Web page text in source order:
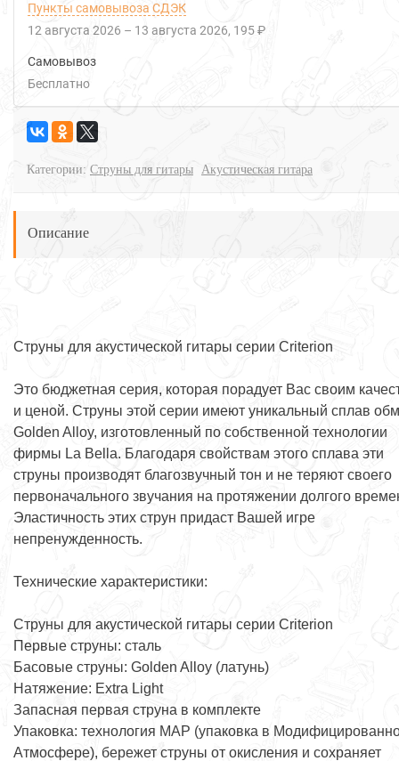
Пункты самовывоза СДЭК
12 августа 2026 – 13 августа 2026 195 ₽
Самовывоз
Бесплатно
Категории: Струны для гитары Акустическая гитара
Описание
Струны для акустической гитары серии Criterion
Это бюджетная серия, которая порадует Вас своим
и ценой. Струны этой серии имеют уникальный сплав
Golden Alloy, изготовленный по собственной технологии
фирмы La Bella. Благодаря свойствам этого сплава эти
струны производят благозвучный тон и не теряют своего
первоначального звучания на протяжении долгого
Эластичность этих струн придаст Вашей игре
непренужденность.
Технические характеристики:
Струны для акустической гитары серии Criterion
Первые струны: сталь
Басовые струны: Golden Alloy (латунь)
Натяжение: Extra Light
Запасная первая струна в комплекте
Упаковка: технология MAP (упаковка в
Атмосфере), бережет струны от окисления и сохраняет